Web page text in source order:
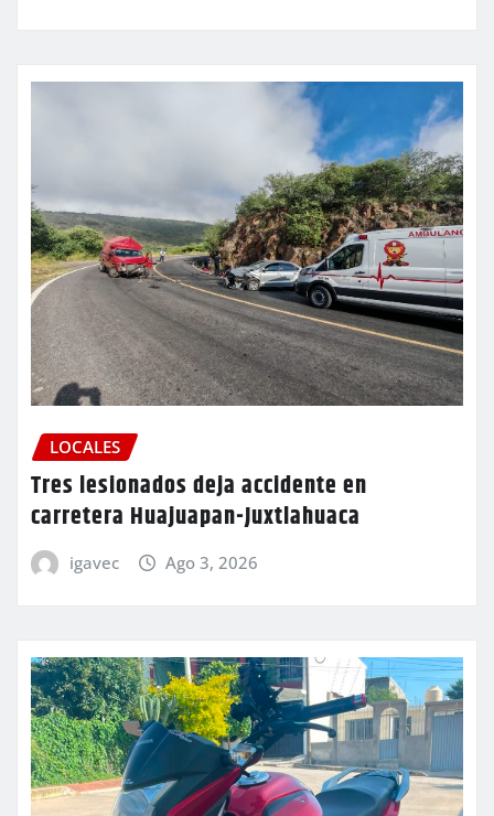
LOCALES
Tres lesionados deja accidente en
carretera Huajuapan-Juxtlahuaca
igavec Ago 3, 2026